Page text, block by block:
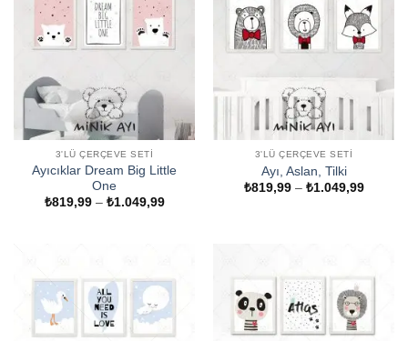
3'LÜ ÇERÇEVE SETI
Ayıcıklar Dream Big Little
One
₺819,99 – ₺1.049,99Fiyat
3'LÜ ÇERÇEVE SETI
Ayı, Aslan, Tilki
₺819,99 – ₺1.049,99Fiyat